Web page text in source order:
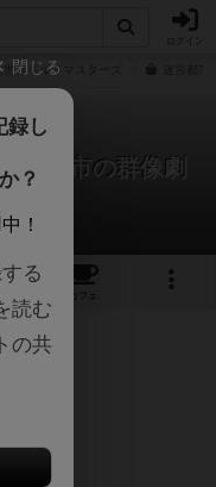
世界ギルドマスターズ
宮都市の群像劇
ー
カフェ
閉じる
録し
？
！
る
読む
の共